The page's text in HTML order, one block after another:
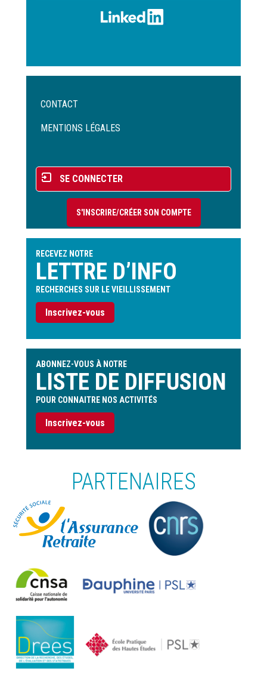
Menu
de
CONTACT
MENTIONS LÉGALES
Menu
du
compte
l'utilisateur
SE CONNECTER
S'INSCRIRE/CRÉER SON COMPTE
RECEVEZ NOTRE
LETTRE D’INFO
RECHERCHES SUR LE VIEILLISSEMENT
Inscrivez-vous
ABONNEZ-VOUS À NOTRE
LISTE DE DIFFUSION
POUR CONNAITRE NOS ACTIVITÉS
Inscrivez-vous
PARTENAIRES